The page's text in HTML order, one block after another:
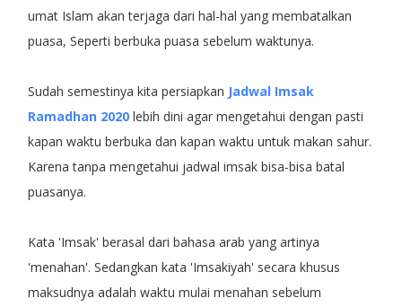
umat Islam akan terjaga dari hal-hal yang membatalkan
puasa, Seperti berbuka puasa sebelum waktunya.
Sudah semestinya kita persiapkan Jadwal Imsak
Ramadhan 2020lebih dini agar mengetahui dengan pasti
kapan waktu berbuka dan kapan waktu untuk makan sahur.
Karena tanpa mengetahui jadwal imsak bisa-bisa batal
puasanya.
Kata 'Imsak' berasal dari bahasa arab yang artinya
'menahan'. Sedangkan kata 'Imsakiyah' secara khusus
maksudnya adalah waktu mulai menahan sebelum